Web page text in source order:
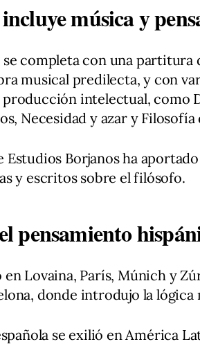
música y
completa con una partitura
musical predilecta, y con
intelectual, como
Necesidad y azar y Filosofía
Estudios Borjanos ha
y escritos sobre el filósofo.
pensamiento
en Lovaina, París, Múnich y
donde introdujo la lógica
se exilió en América